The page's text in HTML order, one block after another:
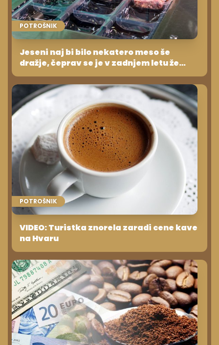
POTROŠNIK
Jeseni naj bi bilo nekatero meso še
dražje, čeprav se je v zadnjem letu že
močno podražilo
POTROŠNIK
VIDEO: Turistka znorela zaradi cene kave
na Hvaru